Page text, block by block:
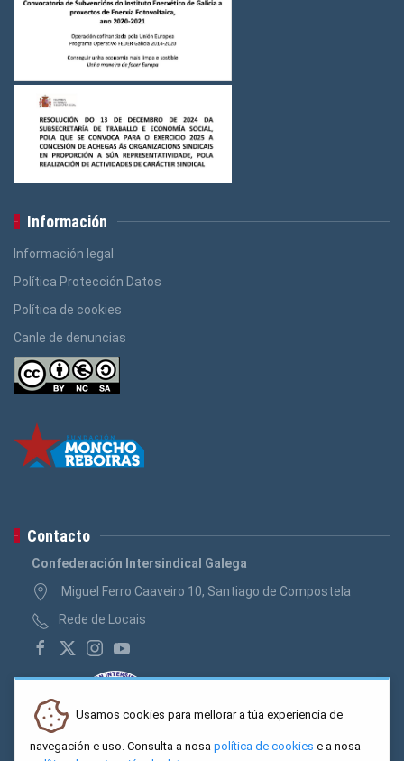
Información
Información legal
Política Protección Datos
Política de cookies
Canle de denuncias
Contacto
Confederación Intersindical Galega
Miguel Ferro Caaveiro 10, Santiago de Compostela
Rede de Locais
Usamos cookies para mellorar a túa experiencia de
navegación e uso. Consulta a nosa política de cookies e a nosa